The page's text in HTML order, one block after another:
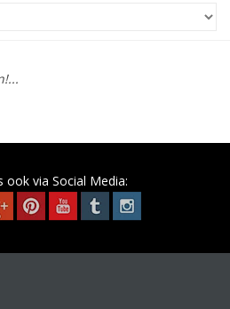
ook via Social Media: